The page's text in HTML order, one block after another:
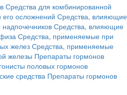
Средства для комбинированной
его осложнений Средства, влияющие
Средства, влияющие
Средства, применяемые при
желез Средства, применяемые
железы Препараты гормонов
половых гормонов
средства Препараты гормонов